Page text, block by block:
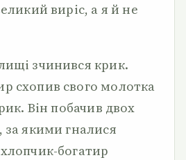
виріс, а я й не
зчинився крик.
схопив свого молотка
Він побачив двох
за якими гналися
богатир